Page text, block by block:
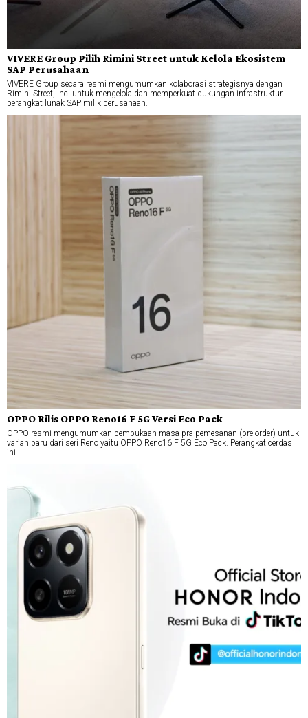
VIVERE Group Pilih Rimini Street untuk Kelola Ekosistem
SAP Perusahaan
VIVERE Group secara resmi mengumumkan kolaborasi strategisnya dengan
Rimini Street, Inc. untuk mengelola dan memperkuat dukungan infrastruktur
perangkat lunak SAP milik perusahaan.
OPPO Rilis OPPO Reno16 F 5G Versi Eco Pack
OPPO resmi mengumumkan pembukaan masa pra-pemesanan (pre-order) untuk
varian baru dari seri Reno yaitu OPPO Reno16 F 5G Eco Pack. Perangkat cerdas
ini